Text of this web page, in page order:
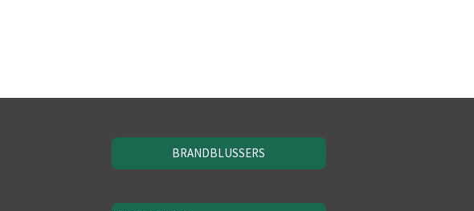
BRANDBLUSSERS